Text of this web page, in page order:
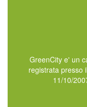
GreenCity e' un
registrata presso
11/10/